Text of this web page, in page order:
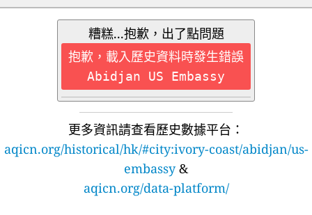
糟糕...抱歉，出了點問題
抱歉，載入歷史資料時發生錯誤
Abidjan US Embassy
更多資訊請查看歷史數據平台：
aqicn.org/historical/hk/#city:ivory-coast/abidjan/us-
embassy&
aqicn.org/data-platform/